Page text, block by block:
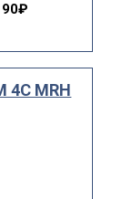
4C MRH